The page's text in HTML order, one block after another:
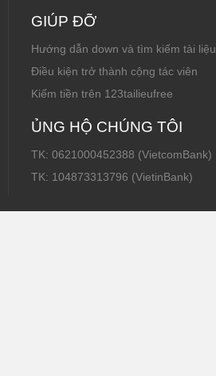
GIÚP ĐỠ
Hướng dẫn down và tìm kiếm tài liệu
Điều kiện trở thành cộng tác viên
Kiếm tiền trên 123tailieufree
ỦNG HỘ CHÚNG TÔI
TK: 0621000452388 (VietcomBank)
TK: 104873313796 (VietinBank)